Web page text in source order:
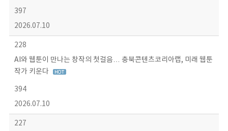
397
2026.07.10
228
AI와 웹툰이 만나는 창작의 첫걸음… 충북콘텐츠코리아랩, 미래 웹툰
작가 키운다
394
2026.07.10
227